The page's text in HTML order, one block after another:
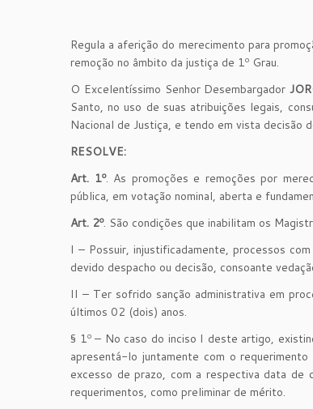
Regula a aferição do merecimento para
remoção no âmbito da justiça de 1º Grau.
O Excelentíssimo Senhor Desembargador
Santo, no uso de suas atribuições legais,
Nacional de Justiça, e tendo em vista decisão
RESOLVE:
Art. 1º. As promoções e remoções por
pública, em votação nominal, aberta e
Art. 2º. São condições que inabilitam os
I – Possuir, injustificadamente, processos
devido despacho ou decisão, consoante
II – Ter sofrido sanção administrativa em
últimos 02 (dois) anos.
§ 1º – No caso do inciso I deste artigo,
apresentá-lo juntamente com o
excesso de prazo, com a respectiva data de
requerimentos, como preliminar de mérito.